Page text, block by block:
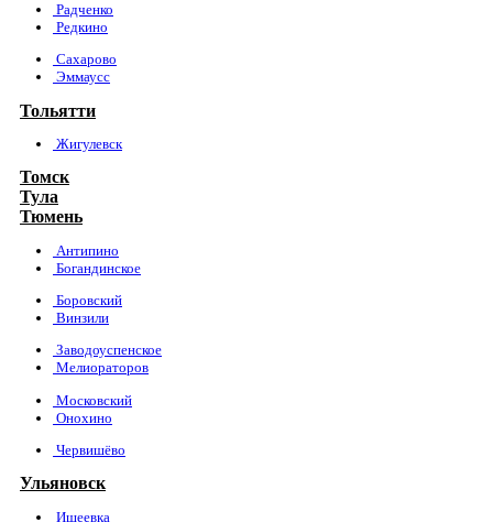
Радченко
Редкино
Сахарово
Эммаусс
Тольятти
Жигулевск
Томск
Тула
Тюмень
Антипино
Богандинское
Боровский
Винзили
Заводоуспенское
Мелиораторов
Московский
Онохино
Червишёво
Ульяновск
Ишеевка